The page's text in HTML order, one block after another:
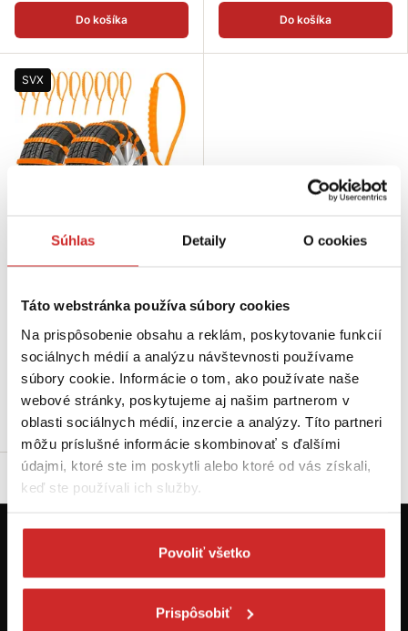
Súhlas Detaily O cookies
Táto webstránka používa súbory cookies
Na prispôsobenie obsahu a reklám, poskytovanie funkcií
sociálnych médií a analýzu návštevnosti používame
súbory cookie. Informácie o tom, ako používate naše
webové stránky, poskytujeme aj našim partnerom v
oblasti sociálnych médií, inzercie a analýzy. Títo partneri
môžu príslušné informácie skombinovať s ďalšími
údajmi, ktoré ste im poskytli alebo ktoré od vás získali,
keď ste používali ich služby.
Povoliť všetko
Prispôsobiť
Do košíka Do košíka
SVX
SVX Plastové núdzové „snehové
- 10ks
Balenie: 10 ks
Farba: oranžová
Skladom 32 ks
Do košíka
Prvýkrát na svx.sk? Zaregistrujte sa a
máte prehľad o aktuálnych novinkách a
akciách.